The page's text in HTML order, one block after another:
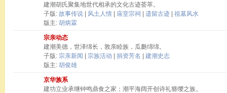
建潮胡氏聚集地世代相承的文化古迹荟萃。
子版: 故事传说 风土人情 庙堂宗祠 遗留古迹
祖墓风水
版主: 胡炳霖
宗亲动态
建潮美德，世泽绵长，敦亲睦族，瓜瓞绵绵。
子版: 宗亲新闻 宗族活动 捐资芳名
建潮史志
版主: 胡俊雄
京华族系
建功立业承继钟鸣鼎食之家；潮平海阔开创诗礼簪缨之族。